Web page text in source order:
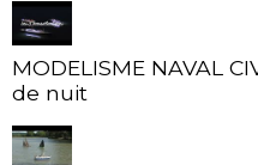
MODELISME NAVAL
de nuit